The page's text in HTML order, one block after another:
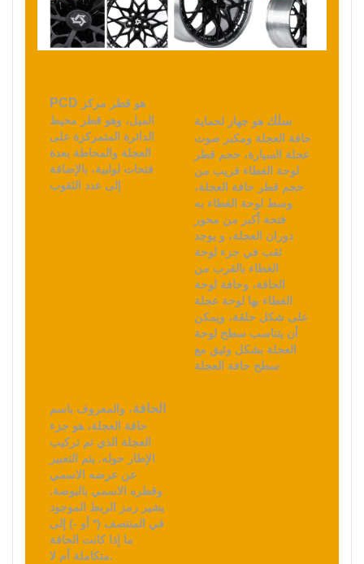
PCD
الميل، وهو قطر محيط
الدائرة المتمركزة على
العجلة والمحاطة بعدة
فتحات لولبية، بالإضافة
إلى عدد الثقوب
سلك هو جهاز لحماية
حافة العجلة ومكبر صوت
عجلة السيارة، حجم قطر
لوحة الغطاء قريب من
حجم قطر حافة العجلة،
وسط لوحة الغطاء به
فتحة أكبر من محور
دوران العجلة، و يوجد
ثقب في جزء لوحة
الغطاء بالقرب من
الحافة، وحافة لوحة
الغطاء بها لوحة عجلة
على شكل حلقة، ويمكن
أن يتناسب سطح لوحة
العجلة بشكل وثيق مع
الحافة، والمعروف باسم
حافة العجلة، هو جزء
العجلة الذي تم تركيب
الإطار حوله. يتم التعبير
عن عرضه الاسمي
وقطره الاسمي بالبوصة.
يشير رمز الربط الموجود
في المنتصف (* أو -) إلى
ما إذا كانت الحافة
متكاملة أم لا.
تسوق للأعمال
تسوق للأعمال
تسوق من أجل الاستخدام